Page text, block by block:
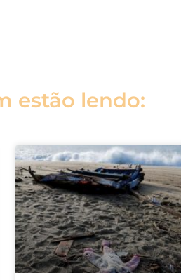
estão lendo: